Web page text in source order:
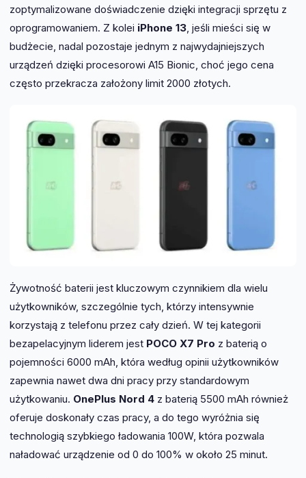
zoptymalizowane doświadczenie dzięki integracji sprzętu z
oprogramowaniem. Z kolei iPhone 13, jeśli mieści się w
budżecie, nadal pozostaje jednym z najwydajniejszych
urządzeń dzięki procesorowi A15 Bionic, choć jego cena
często przekracza założony limit 2000 złotych.
Żywotność baterii jest kluczowym czynnikiem dla wielu
użytkowników, szczególnie tych, którzy intensywnie
korzystają z telefonu przez cały dzień. W tej kategorii
bezapelacyjnym liderem jest POCO X7 Pro z baterią o
pojemności 6000 mAh, która według opinii użytkowników
zapewnia nawet dwa dni pracy przy standardowym
użytkowaniu. OnePlus Nord 4 z baterią 5500 mAh również
oferuje doskonały czas pracy, a do tego wyróżnia się
technologią szybkiego ładowania 100W, która pozwala
naładować urządzenie od 0 do 100% w około 25 minut.